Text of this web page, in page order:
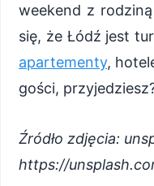
weekend z
się, że Łódź jest
apartementy,
gości,
Źródło zdjęcia:
https://